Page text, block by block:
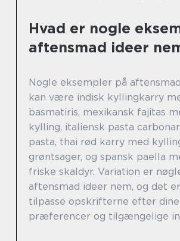
Hvad er nogle
aftensmad ideer
Nogle eksempler på
kan være indisk kyllingkarry
basmatiris, mexikansk fajitas
kylling, italiensk pasta
pasta, thai rød karry med
grøntsager, og spansk paella
friske skaldyr. Variation er
aftensmad ideer nem, og det
tilpasse opskrifterne efter dine
præferencer og tilgængelige